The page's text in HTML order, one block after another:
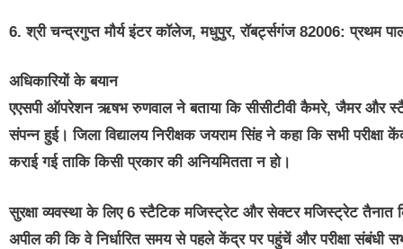
6. श्री चन्द्रगुप्त मौर्य इंटर कॉलेज, मधुपुर, रॉबर्ट्सगंज 82006: प्रथम
अधिकारियों के बयान
एएसपी ऑपरेशन ऋषभ रुणवाल ने बताया कि सीसीटीवी कैमरे, जैमर और
संपन्न हुई। जिला विद्यालय निरीक्षक जयराम सिंह ने कहा कि सभी परीक्षा
कराई गई ताकि किसी प्रकार की अनियमितता न हो।
सुरक्षा व्यवस्था के लिए 6 स्टैटिक मजिस्ट्रेट और सेक्टर मजिस्ट्रेट तैनात
अपील की कि वे निर्धारित समय से पहले केंद्र पर पहुंचें और परीक्षा संबंधी